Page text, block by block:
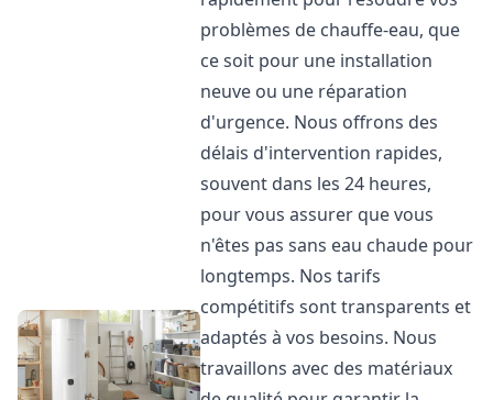
problèmes de chauffe-eau, que
ce soit pour une installation
neuve ou une réparation
d'urgence. Nous offrons des
délais d'intervention rapides,
souvent dans les 24 heures,
pour vous assurer que vous
n'êtes pas sans eau chaude pour
longtemps. Nos tarifs
compétitifs sont transparents et
adaptés à vos besoins. Nous
travaillons avec des matériaux